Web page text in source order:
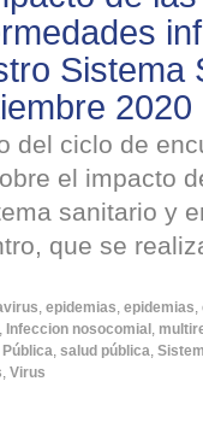
Sistema
2020
del ciclo de
el impacto
sanitario y
que se
, epidemias, epidemias,
, Infeccion nosocomial ,
Pública, salud pública,
, Virus